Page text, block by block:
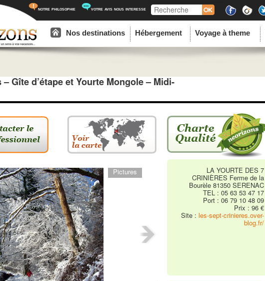
notre philosophie votre avis nous interesse
Recherche
Aller au contenu principal
Aller au contenu secondaire
Nos destinations Hébergement Voyage à theme
Pictures
Gîte d’étape et Yourte Mongole – Midi-
LA YOURTE DES 7
CRINIÈRES Ferme de la
Bourèle 81350 SERENAC
TEL : 05 63 53 47 17
Port : 06 79 10 48 09
Prix : 96 €
Site : les-sept-crinieres.over-
blog.fr/